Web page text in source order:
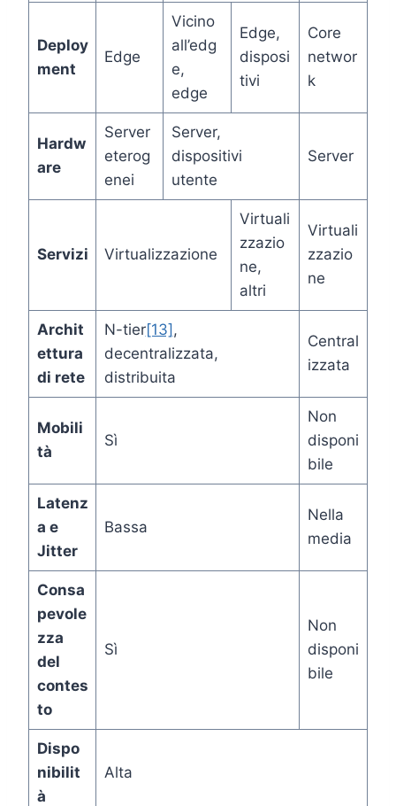
Deploy
ment
Edge
Vicino
all’edg
e,
edge
Edge,
disposi
tivi
Core
networ
k
Hardw
are
Server
eterog
enei
Server,
dispositivi
utente
Server
Servizi Virtualizzazione
Virtuali
zzazio
ne,
altri
Virtuali
zzazio
ne
Archit
ettura
di rete
N-tier[13],
decentralizzata,
distribuita
Central
izzata
Mobili
tà
Sì
Non
disponi
bile
Latenz
a e
Jitter
Bassa
Nella
media
Consa
pevole
zza
del
contes
to
Sì
Non
disponi
bile
Dispo
nibilit
à
Alta